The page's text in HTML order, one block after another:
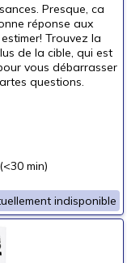
Presque, ca
réponse aux
Trouvez la
de la cible, qui est
vous débarrasser
questions.
min)
indisponible